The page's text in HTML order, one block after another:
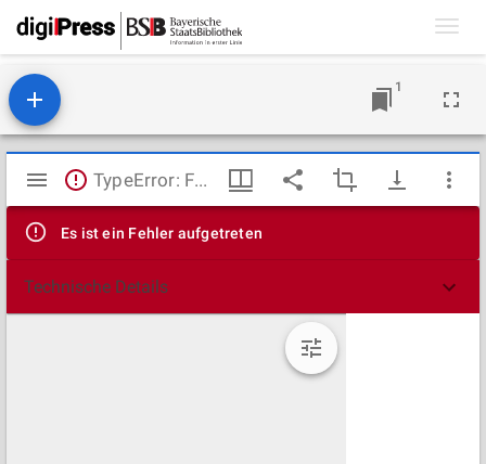
1
Mirador
Viewer
TypeError: Failed to fetch
Es ist ein Fehler aufgetreten
Technische Details